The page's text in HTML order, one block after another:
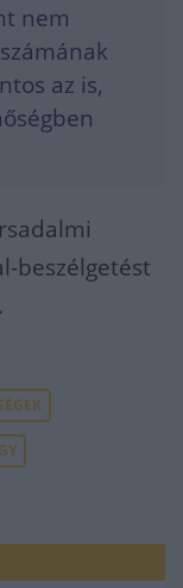
nem
az is,
beszélgetést